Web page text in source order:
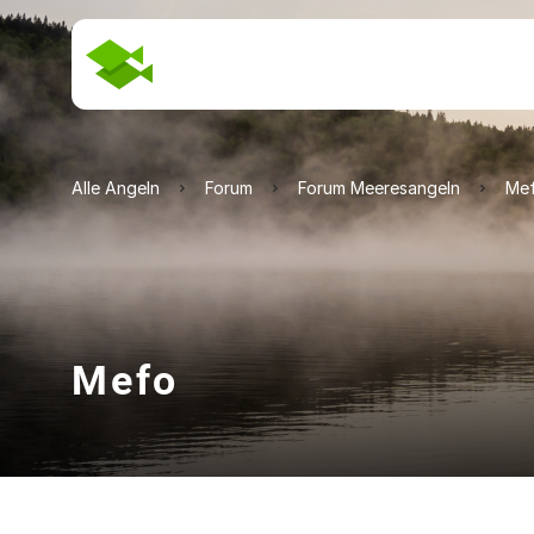
Alle Angeln Forum Forum Meeresangeln
Mefo